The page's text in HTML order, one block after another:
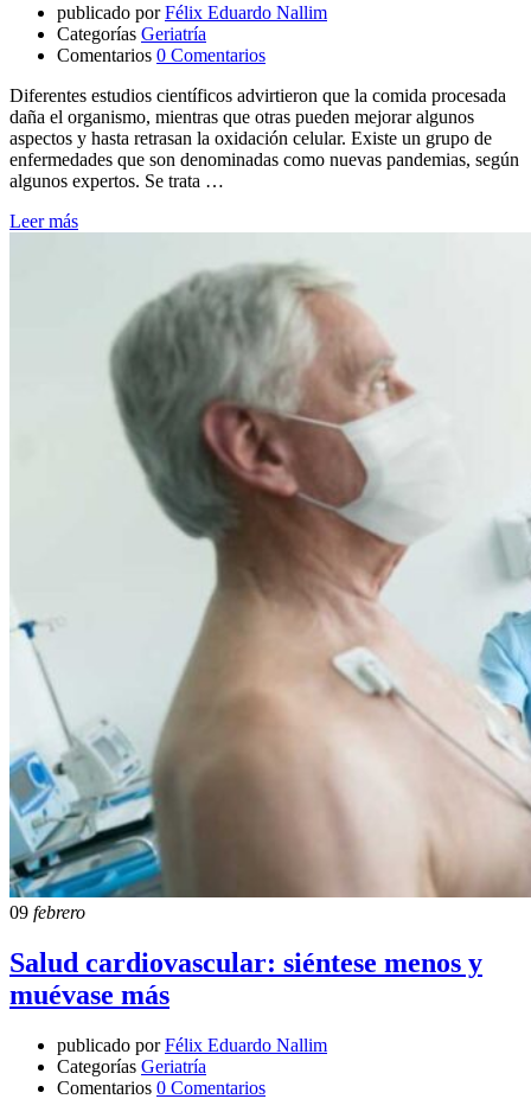
publicado por Félix Eduardo Nallim
Categorías Geriatría
Comentarios 0 Comentarios
Diferentes estudios científicos advirtieron que la comida procesada
daña el organismo, mientras que otras pueden mejorar algunos
aspectos y hasta retrasan la oxidación celular. Existe un grupo de
enfermedades que son denominadas como nuevas pandemias, según
algunos expertos. Se trata …
Leer más
09 febrero
Salud cardiovascular: siéntese menos y
muévase más
publicado por Félix Eduardo Nallim
Categorías Geriatría
Comentarios 0 Comentarios